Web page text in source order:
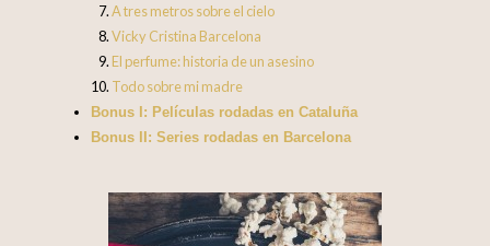
A tres metros sobre el cielo
Vicky Cristina Barcelona
El perfume: historia de un asesino
Todo sobre mi madre
Bonus I: Películas rodadas en Cataluña
Bonus II: Series rodadas en Barcelona